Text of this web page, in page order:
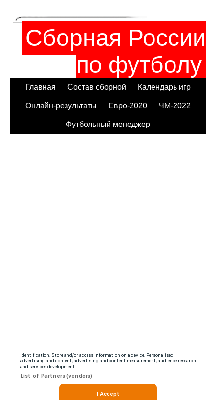
Сборная России
по футболу
Главная Состав сборной Календарь игр
Онлайн-результаты Евро-2020 ЧМ-2022
Футбольный менеджер